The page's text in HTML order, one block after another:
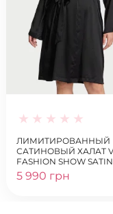
ЛИМИТИРОВАННЫЙ
САТИНОВЫЙ ХАЛАТ
FASHION SHOW SATIN
SPARKLE SHORT ROBE
5 990 грн